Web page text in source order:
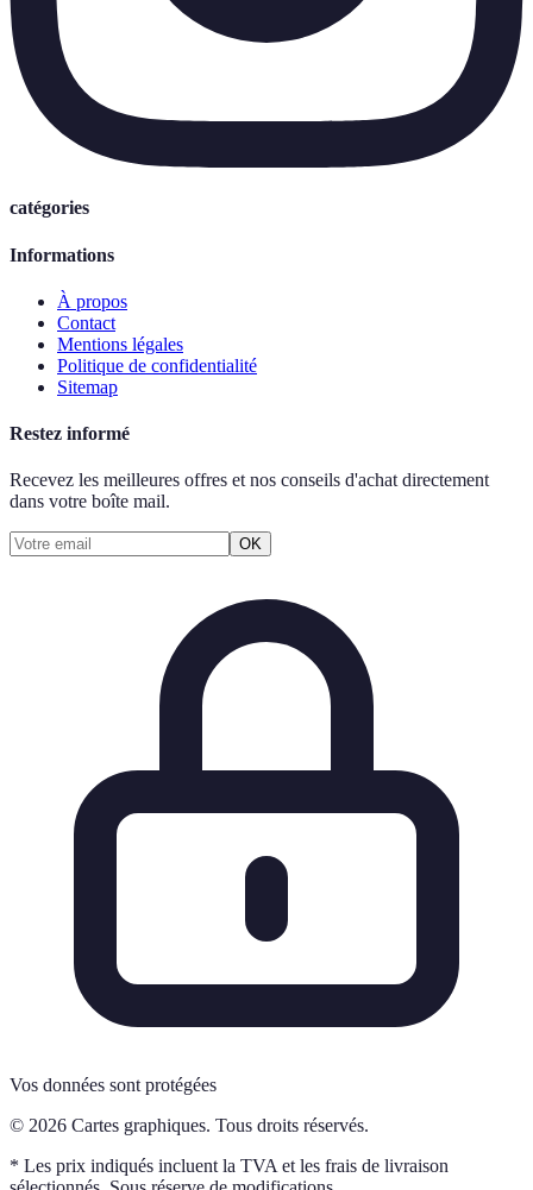
catégories
Informations
À propos
Contact
Mentions légales
Politique de confidentialité
Sitemap
Restez informé
Recevez les meilleures offres et nos conseils d'achat directement
dans votre boîte mail.
OK
Vos données sont protégées
© 2026 Cartes graphiques. Tous droits réservés.
* Les prix indiqués incluent la TVA et les frais de livraison